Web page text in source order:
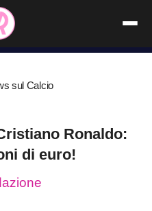
sul Calcio
Ronaldo:
di euro!